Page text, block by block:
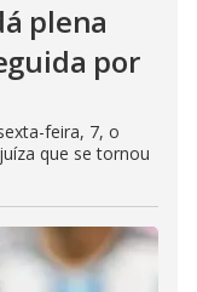
plena
por
feira, 7, o
que se tornou